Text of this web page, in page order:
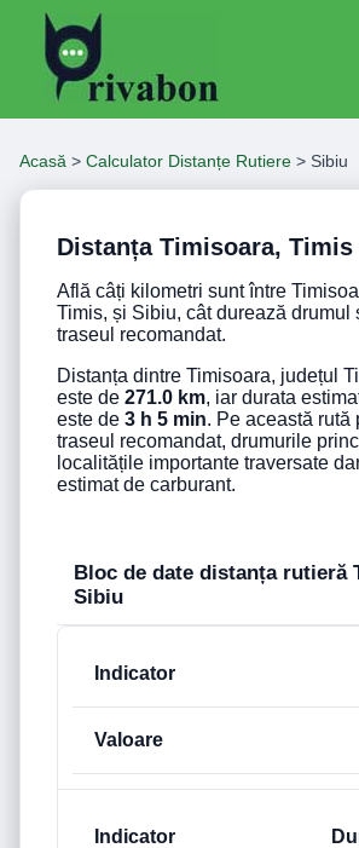
Acasă > Calculator Distanțe Rutiere > Sibiu
Distanța Timisoara, Timis
Află câți kilometri sunt între
Timis, și Sibiu, cât durează drumul
traseul recomandat.
Distanța dintre Timisoara, județul
este de 271.0 km, iar durata
este de 3 h 5 min. Pe această rută
traseul recomandat, drumurile
localitățile importante traversate
estimat de carburant.
Bloc de date distanța rutieră
Sibiu